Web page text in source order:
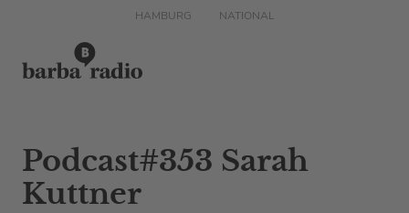
HAMBURG NATIONAL
Podcast#353 Sarah
Kuttner